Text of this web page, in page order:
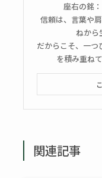
座右の銘
信頼は、言葉や
ねから
だからこそ、一つ
を積み重ね
関連記事